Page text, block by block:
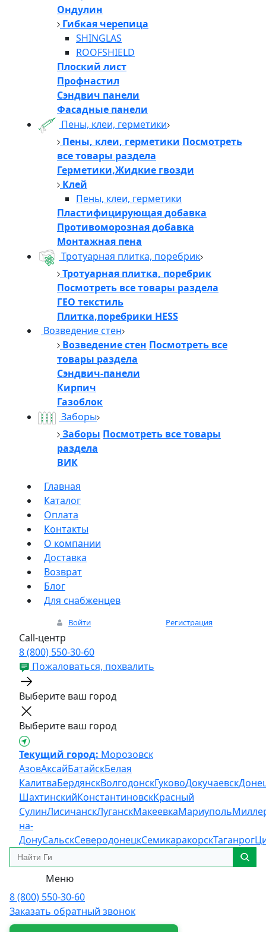
Ондулин
Гибкая черепица
SHINGLAS
ROOFSHIELD
Плоский лист
Профнастил
Сэндвич панели
Фасадные панели
Пены, клеи, герметики
Пены, клеи, герметики Посмотреть
все товары раздела
Герметики,Жидкие гвозди
Клей
Пены, клеи, герметики
Пластифицирующая добавка
Противоморозная добавка
Монтажная пена
Тротуарная плитка, поребрик
Тротуарная плитка, поребрик
Посмотреть все товары раздела
ГЕО текстиль
Плитка,поребрики HESS
Возведение стен
Возведение стен Посмотреть все
товары раздела
Сэндвич-панели
Кирпич
Газоблок
Заборы
Заборы Посмотреть все товары
раздела
ВИК
Главная
Каталог
Оплата
Контакты
О компании
Доставка
Возврат
Блог
Для снабженцев
Войти Регистрация
Call-центр
8 (800) 550-30-60
Пожаловаться, похвалить
Выберите ваш город
Выберите ваш город
Текущий город: Морозовск
АзовАксайБатайскБелая
КалитваБердянскВолгодонскГуковоДокучаевск
ШахтинскийКонстантиновскКрасный
СулинЛисичанскЛуганскМакеевкаМариуполь
на-
ДонуСальскСеверодонецкСемикаракорскТаганрог
Меню
8 (800) 550-30-60
Заказать обратный звонок